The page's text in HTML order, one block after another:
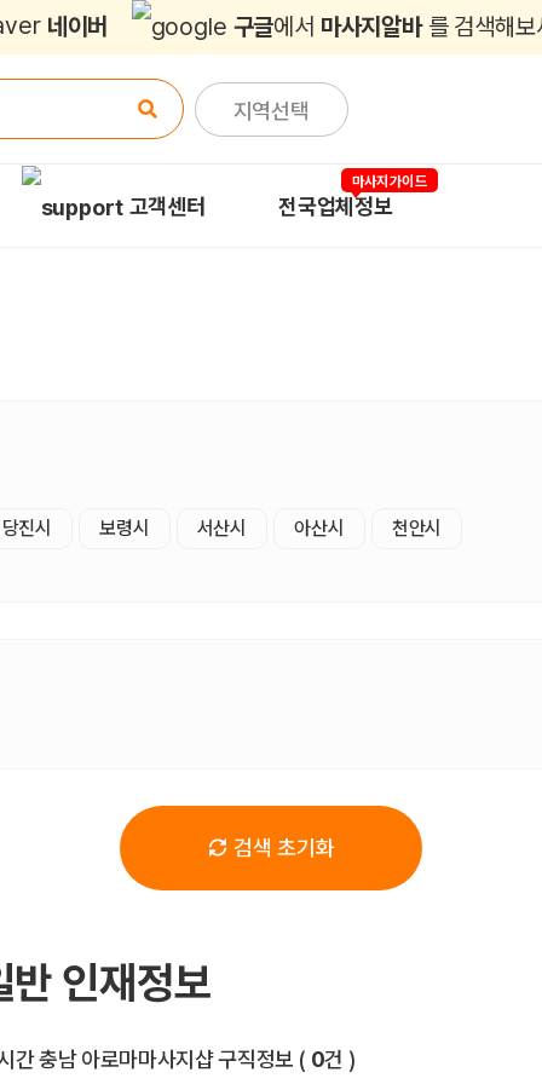
네이버 구글에서 마사지알바 를 검색해보
지역선택
고객센터 전국업체정보
마사지가이드
당진시 보령시 서산시 아산시 천안시
검색 초기화
반 인재정보
간 충남 아로마마사지샵 구직정보 전체 목록
( 0건 )